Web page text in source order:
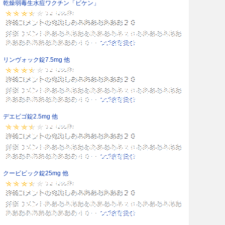
乾燥弱毒生水痘ワクチン「ビケン」
リンヴォック錠7.5mg 他
デエビゴ錠2.5mg 他
クービビック錠25mg 他